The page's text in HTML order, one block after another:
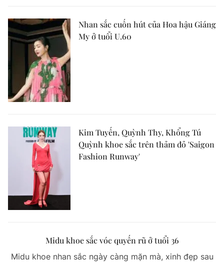
Nhan sắc cuốn hút của Hoa hậu Giáng
My ở tuổi U.60
Kim Tuyến, Quỳnh Thy, Khổng Tú
Quỳnh khoe sắc trên thảm đỏ 'Saigon
Fashion Runway'
Midu khoe sắc vóc quyến rũ ở tuổi 36
Midu khoe nhan sắc ngày càng mặn mà, xinh đẹp sau